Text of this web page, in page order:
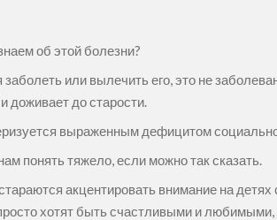
об этой болезни?
или вылечить его, это не
доживает до старости.
выраженным дефицитом
понять тяжело, если можно так сказать.
акцентировать внимание на
хотят быть счастливыми и любимыми,